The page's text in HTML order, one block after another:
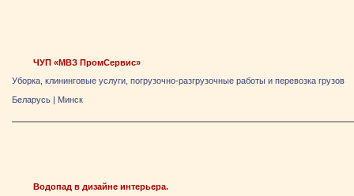
ЧУП «МВЗ ПромСервис»
Уборка, клининговые услуги, погрузочно-разгрузочные работы и перевозка грузов
Беларусь | Минск
Водопад в дизайне интерьера.